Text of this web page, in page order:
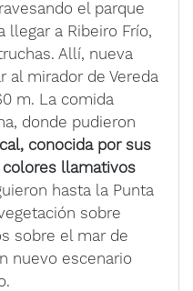
el parque
llegar a Ribeiro Frío,
Allí, nueva
al mirador de Vereda
m. La comida
donde pudieron
conocida por sus
llamativos
hasta la Punta
sobre
sobre el mar de
nuevo escenario